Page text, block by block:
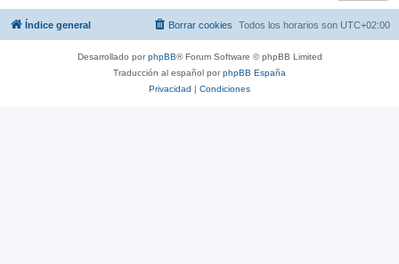
Índice general Todos los horarios son UTC+02:00
Borrar cookies
Desarrollado porphpBB® Forum Software © phpBB Limited
Traducción al español porphpBB España
Privacidad | Condiciones